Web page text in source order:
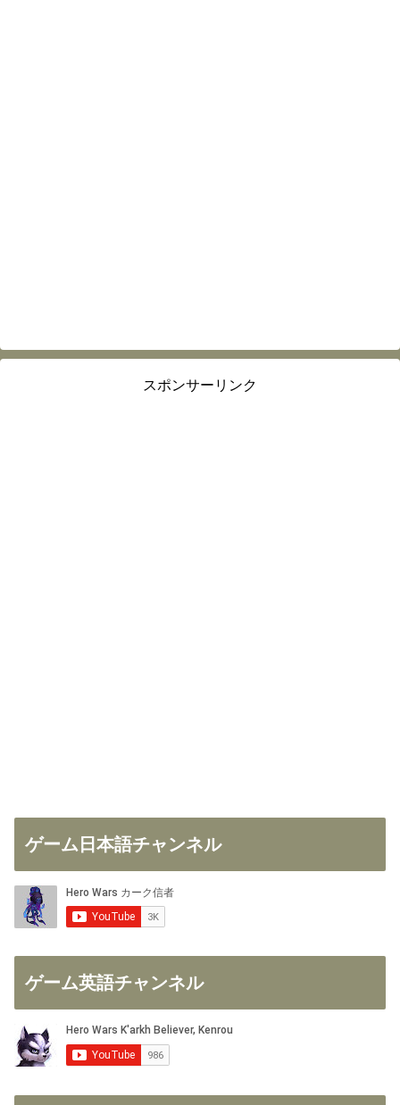
スポンサーリンク
ゲーム日本語チャンネル
ゲーム英語チャンネル